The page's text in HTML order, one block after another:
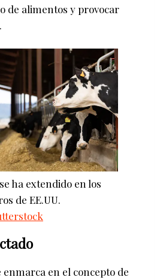
de alimentos y provocar
ha extendido en los
de EE.UU.
enmarca en el concepto de